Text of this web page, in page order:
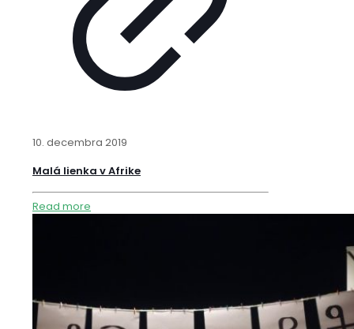
10. decembra 2019
Malá lienka v Afrike
Read more